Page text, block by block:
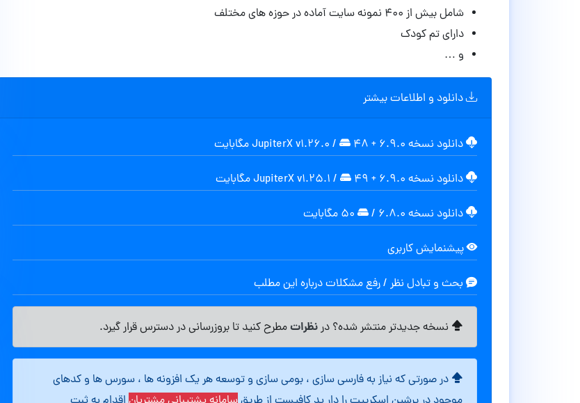
شامل بیش از ۴۰۰ نمونه سایت آماده در حوزه های مختلف
دارای تم کودک
و …
دانلود و اطلاعات بیشتر
دانلود نسخه 6.9.0 + JupiterX v1.26.0 / ۴۸ مگابایت
دانلود نسخه 6.9.0 + JupiterX v1.25.1 / ۴۹ مگابایت
دانلود نسخه ۶.۸.۰ /
پیشنمایش کاربری
بحث و تبادل نظر / رفع مشکلات درباره این مطلب
نسخه جدیدتر منتشر شده؟ درنظراتمطرح کنید تا بروزرسانی در دسترس قرار گیرد.
در صورتی که نیاز به فارسی سازی ، بومی سازی و توسعه هر یک افزونه ها ، سورس ها و کدهای